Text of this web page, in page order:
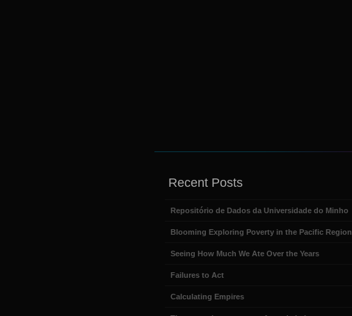
Recent Posts
Repositório de Dados da Universidade do Minho
Blooming Exploring Poverty in the Pacific Region
Seeing How Much We Ate Over the Years
Failures to Act
Calculating Empires